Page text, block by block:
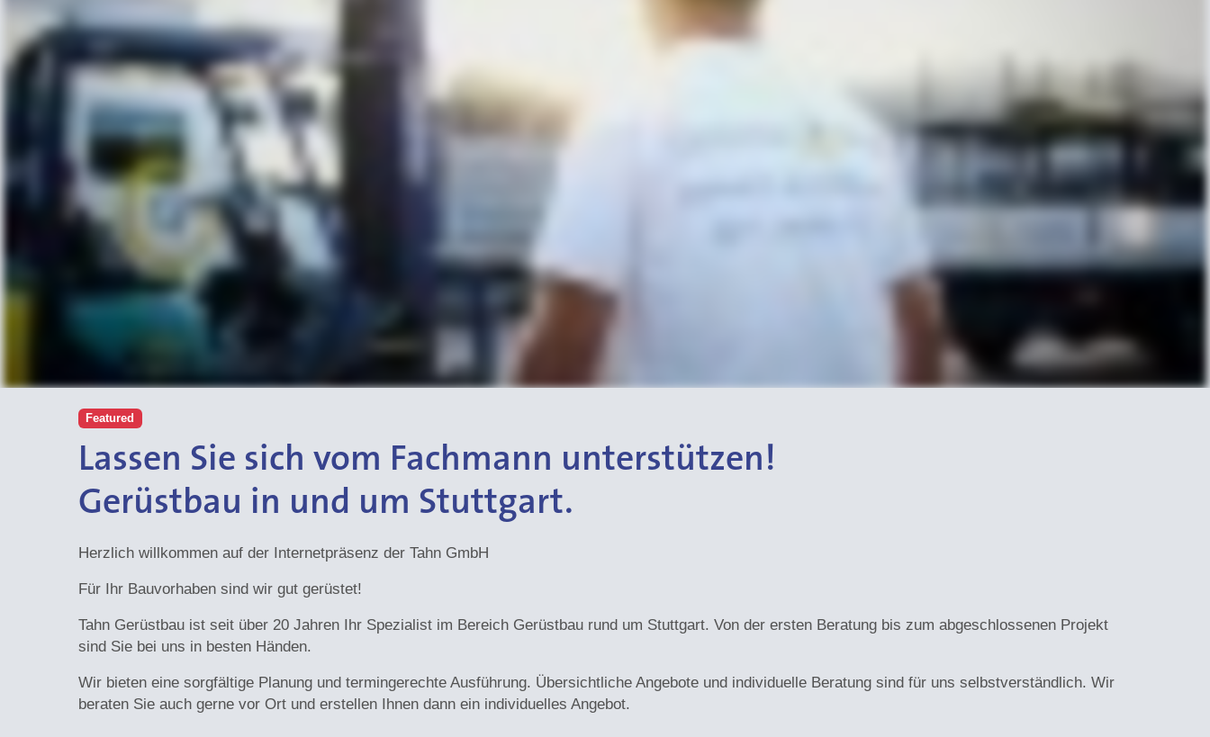
Featured
Lassen Sie sich vom Fachmann unterstützen!
Gerüstbau in und um Stuttgart.
Herzlich willkommen auf der Internetpräsenz der Tahn GmbH
Für Ihr Bauvorhaben sind wir gut gerüstet!
Tahn Gerüstbau ist seit über 20 Jahren Ihr Spezialist im Bereich Gerüstbau rund um Stuttgart. Von der ersten Beratung bis zum abgeschlossenen Projekt
sind Sie bei uns in besten Händen.
Wir bieten eine sorgfältige Planung und termingerechte Ausführung. Übersichtliche Angebote und individuelle Beratung sind für uns selbstverständlich. Wir
beraten Sie auch gerne vor Ort und erstellen Ihnen dann ein individuelles Angebot.